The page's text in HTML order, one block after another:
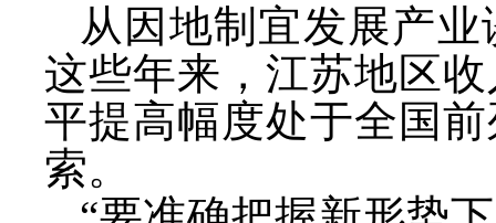
从因地制宜发展产
这些年来，江苏地区
平提高幅度处于全国
索。